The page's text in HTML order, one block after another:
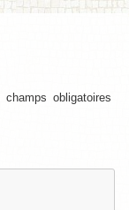
obligatoires